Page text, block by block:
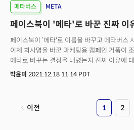
계속 성장하고 있다. 메가 합병은 이보다 몇 배
"600~800억달러를 넘어설 수도 있다. 거래를
것"이라고 예측했다.다음은 메타버스, NFT, 기
합병의 트렌드 변화에 대한 두 전문가의 대담
메타버스 META
페이스북이 '메타'로 바꾼 진짜 이
페이스북이 ‘메타'로 이름을 바꾸고 메타버스
이제 회사명을 바꾼 마케팅용 캠페인 거품이
메타로 바꾸는 결정을 내렸는지 진짜 이유에
이유는 역시 '광고' 였다. 광고주들이 5~10년
부사장은 블룸버그 테크놀로지 서밋에 출연,
비즈니스에 대해 대담했다. 그는 “데스크탑에
박윤미 2021.12.18 11:14 PDT
이전 1 2